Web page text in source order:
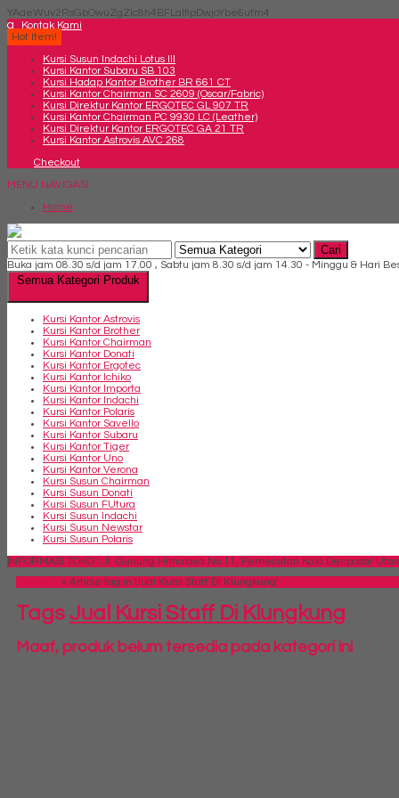
YAaeWuv2RsGbOwuZgZlc8h4BFLalfipDwjoYbe6ufm4
q
Kontak Kami
Hot Item!
Kursi Susun Indachi Lotus III
Kursi Kantor Subaru SB 103
Kursi Hadap Kantor Brother BR 661 CT
Kursi Kantor Chairman SC 2609 (Oscar/Fabric)
Kursi Direktur Kantor ERGOTEC GL 907 TR
Kursi Kantor Chairman PC 9930 LC (Leather)
Kursi Direktur Kantor ERGOTEC GA 21 TR
Kursi Kantor Astrovis AVC 268
Checkout
MENU NAVIGASI
Home
Cari
Buka jam 08.30 s/d jam 17.00 , Sabtu jam 8.30 s/d jam 14.30 - Minggu & Hari
Semua Kategori Produk
Kursi Kantor Astrovis
Kursi Kantor Brother
Kursi Kantor Chairman
Kursi Kantor Donati
Kursi Kantor Ergotec
Kursi Kantor Ichiko
Kursi Kantor Importa
Kursi Kantor Indachi
Kursi Kantor Polaris
Kursi Kantor Savello
Kursi Kantor Subaru
Kursi Kantor Tiger
Kursi Kantor Uno
Kursi Kantor Verona
Kursi Susun Chairman
Kursi Susun Donati
Kursi Susun FUtura
Kursi Susun Indachi
Kursi Susun Newstar
Kursi Susun Polaris
INFORMASI TOKO : Jl. Gunung Himalaya No 11, Pemecutan Kaja Denpasar
» Article tag in 'Jual Kursi Staff Di Klungkung'
Tags Jual Kursi Staff Di Klungkung
Maaf, produk belum tersedia pada kategori ini